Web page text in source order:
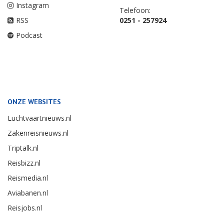
Instagram
RSS
Podcast
Telefoon:
0251 - 257924
ONZE WEBSITES
Luchtvaartnieuws.nl
Zakenreisnieuws.nl
Triptalk.nl
Reisbizz.nl
Reismedia.nl
Aviabanen.nl
Reisjobs.nl